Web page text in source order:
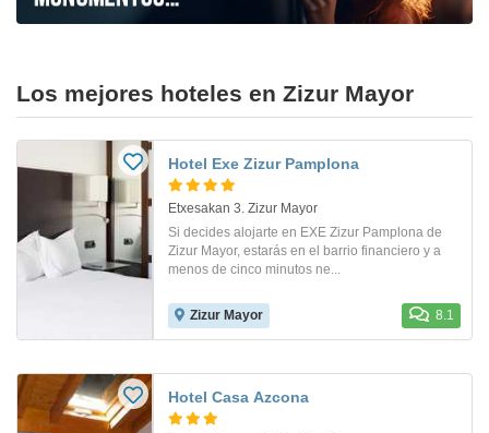
Los mejores hoteles en Zizur Mayor
Hotel Exe Zizur Pamplona
Etxesakan 3. Zizur Mayor
Si decides alojarte en EXE Zizur Pamplona de
Zizur Mayor, estarás en el barrio financiero y a
menos de cinco minutos ne...
Zizur Mayor 8.1
Hotel Casa Azcona